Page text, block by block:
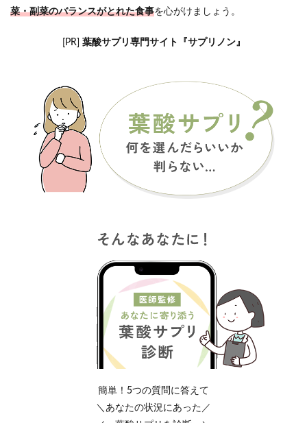
菜・副菜のバランスがとれた食事を心がけましょう。
[PR] 葉酸サプリ専門サイト『サプリノン』
簡単！5つの質問に答えて
＼あなたの状況にあった／